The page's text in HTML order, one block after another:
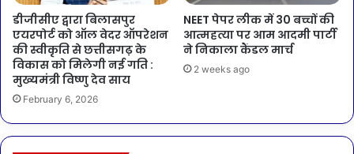
डीजीसीए द्वारा बिलासपुर
एयरपोर्ट को ऑल वेदर ऑपरेशन
की स्वीकृति से छत्तीसगढ़ के
विकास को मिलेगी नई गति :
मुख्यमंत्री विष्णु देव साय
February 6, 2026
NEET पेपर लीक में 30 बच्चों की
आत्महत्या पर आम आदमी पार्टी
ने निकाला कैंडल मार्च
2 weeks ago